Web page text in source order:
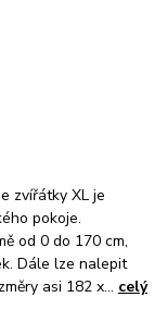
zvířátky XL je
pokoje.
od 0 do 170 cm,
Dále lze nalepit
asi 182 x... celý